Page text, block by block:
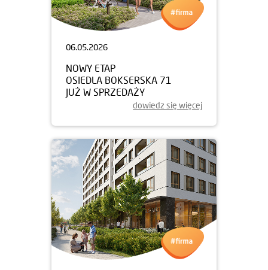
06.05.2026
NOWY ETAP
OSIEDLA BOKSERSKA 71
JUŻ W SPRZEDAŻY
dowiedz się więcej